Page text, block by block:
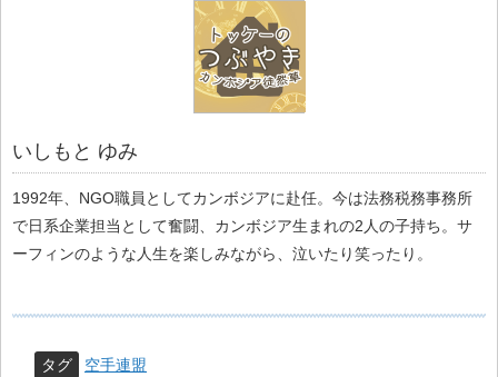
いしもと ゆみ
1992年、NGO職員としてカンボジアに赴任。今は法務税務事務所
で日系企業担当として奮闘、カンボジア生まれの2人の子持ち。サ
ーフィンのような人生を楽しみながら、泣いたり笑ったり。
タグ 空手連盟